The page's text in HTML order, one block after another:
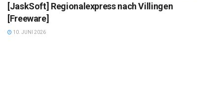
[JaskSoft] Regionalexpress nach Villingen
[Freeware]
10. JUNI 2026